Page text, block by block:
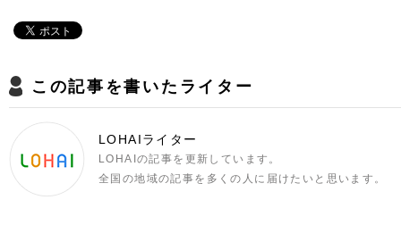
この記事を書いたライター
LOHAIライター
LOHAIの記事を更新しています。
全国の地域の記事を多くの人に届けたいと思います。